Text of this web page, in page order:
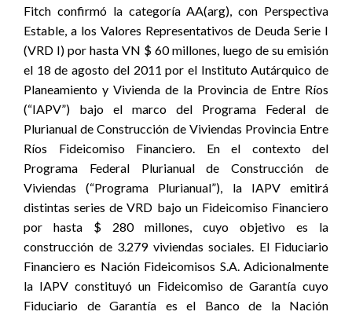
Fitch confirmó la categoría AA(arg), con Perspectiva
Estable, a los Valores Representativos de Deuda Serie I
(VRD I) por hasta VN $ 60 millones, luego de su emisión
el 18 de agosto del 2011 por el Instituto Autárquico de
Planeamiento y Vivienda de la Provincia de Entre Ríos
(“IAPV”) bajo el marco del Programa Federal de
Plurianual de Construcción de Viviendas Provincia Entre
Ríos Fideicomiso Financiero. En el contexto del
Programa Federal Plurianual de Construcción de
Viviendas (“Programa Plurianual”), la IAPV emitirá
distintas series de VRD bajo un Fideicomiso Financiero
por hasta $ 280 millones, cuyo objetivo es la
construcción de 3.279 viviendas sociales. El Fiduciario
Financiero es Nación Fideicomisos S.A. Adicionalmente
la IAPV constituyó un Fideicomiso de Garantía cuyo
Fiduciario de Garantía es el Banco de la Nación